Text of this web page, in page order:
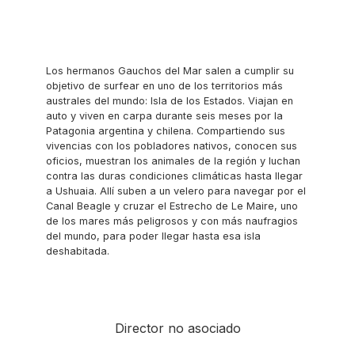
Los hermanos Gauchos del Mar salen a cumplir su
objetivo de surfear en uno de los territorios más
australes del mundo: Isla de los Estados. Viajan en
auto y viven en carpa durante seis meses por la
Patagonia argentina y chilena. Compartiendo sus
vivencias con los pobladores nativos, conocen sus
oficios, muestran los animales de la región y luchan
contra las duras condiciones climáticas hasta llegar
a Ushuaia. Allí suben a un velero para navegar por el
Canal Beagle y cruzar el Estrecho de Le Maire, uno
de los mares más peligrosos y con más naufragios
del mundo, para poder llegar hasta esa isla
deshabitada.
Director no asociado